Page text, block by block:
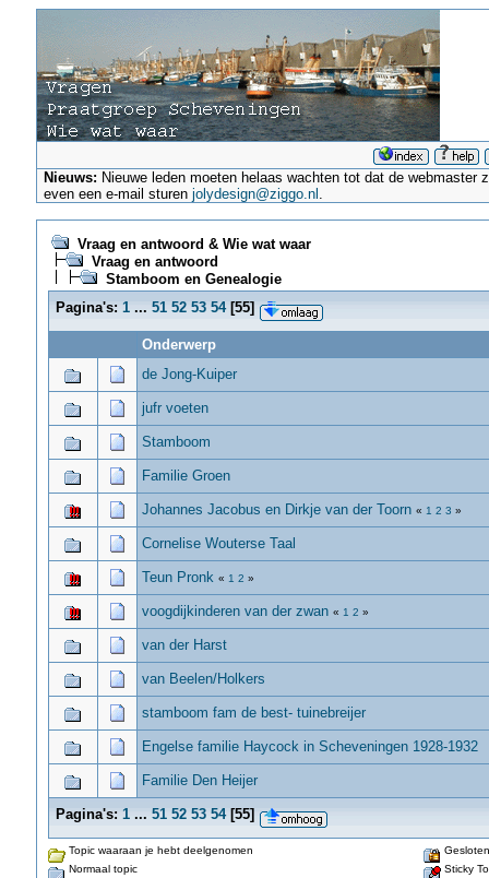
Nieuws: Nieuwe leden moeten helaas wachten tot dat de
even een e-mail sturenjolydesign@ziggo.nl .
Vraag en antwoord & Wie wat waar
Vraag en antwoord
Stamboom en Genealogie
Pagina's: 1 ... 51 52 53 54[55]
Onderwerp
de Jong-Kuiper
jufr voeten
Stamboom
Familie Groen
Johannes Jacobus en Dirkje van der Toorn « 1 2 3 »
Cornelise Wouterse Taal
Teun Pronk « 1 2 »
voogdijkinderen van der zwan « 1 2 »
van der Harst
van Beelen/Holkers
stamboom fam de best- tuinebreijer
Engelse familie Haycock in Scheveningen 1928-1932
Familie Den Heijer
Pagina's: 1 ... 51 52 53 54[55]
Topic waaraan je hebt deelgenomen
Normaal topic
Sticky